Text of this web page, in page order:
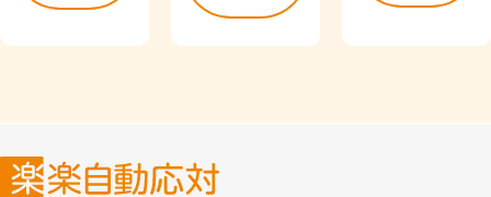
製品の特長
インサイドセールス